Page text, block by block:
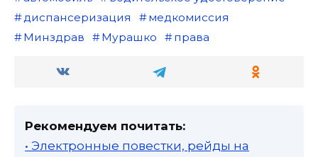
диспансеризация
медкомиссия
Минздрав
Мурашко права
Рекомендуем почитать:
• Электронные повестки, рейды на